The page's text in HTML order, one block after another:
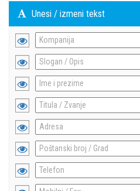
Unesi / izmeni tekst